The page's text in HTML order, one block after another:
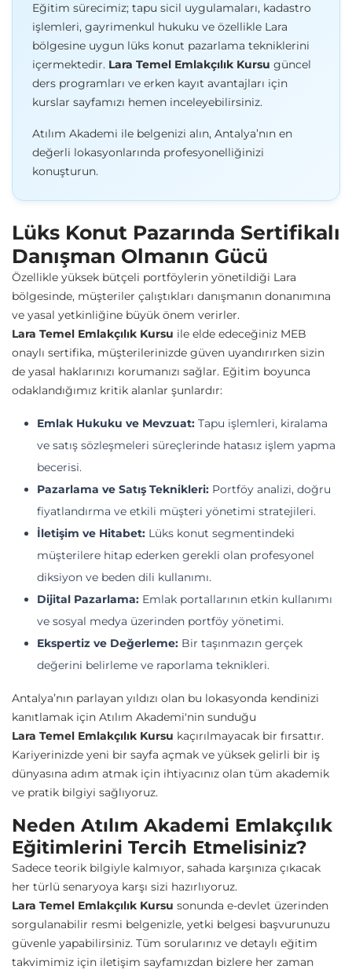
Eğitim sürecimiz; tapu sicil uygulamaları, kadastro
işlemleri, gayrimenkul hukuku ve özellikle Lara
bölgesine uygun lüks konut pazarlama tekniklerini
içermektedir. Lara Temel Emlakçılık Kursu güncel
ders programları ve erken kayıt avantajları için
kurslar sayfamızı hemen inceleyebilirsiniz.
Atılım Akademi ile belgenizi alın, Antalya’nın en
değerli lokasyonlarında profesyonelliğinizi
konuşturun.
Lüks Konut Pazarında Sertifikalı
Danışman Olmanın Gücü
Özellikle yüksek bütçeli portföylerin yönetildiği Lara
bölgesinde, müşteriler çalıştıkları danışmanın donanımına
ve yasal yetkinliğine büyük önem verirler.
Lara Temel Emlakçılık Kursu ile elde edeceğiniz MEB
onaylı sertifika, müşterilerinizde güven uyandırırken sizin
de yasal haklarınızı korumanızı sağlar. Eğitim boyunca
odaklandığımız kritik alanlar şunlardır:
Emlak Hukuku ve Mevzuat: Tapu işlemleri, kiralama
ve satış sözleşmeleri süreçlerinde hatasız işlem yapma
becerisi.
Pazarlama ve Satış Teknikleri: Portföy analizi, doğru
fiyatlandırma ve etkili müşteri yönetimi stratejileri.
İletişim ve Hitabet: Lüks konut segmentindeki
müşterilere hitap ederken gerekli olan profesyonel
diksiyon ve beden dili kullanımı.
Dijital Pazarlama: Emlak portallarının etkin kullanımı
ve sosyal medya üzerinden portföy yönetimi.
Ekspertiz ve Değerleme: Bir taşınmazın gerçek
değerini belirleme ve raporlama teknikleri.
Antalya’nın parlayan yıldızı olan bu lokasyonda kendinizi
kanıtlamak için Atılım Akademi'nin sunduğu
Lara Temel Emlakçılık Kursu kaçırılmayacak bir fırsattır.
Kariyerinizde yeni bir sayfa açmak ve yüksek gelirli bir iş
dünyasına adım atmak için ihtiyacınız olan tüm akademik
ve pratik bilgiyi sağlıyoruz.
Neden Atılım Akademi Emlakçılık
Eğitimlerini Tercih Etmelisiniz?
Sadece teorik bilgiyle kalmıyor, sahada karşınıza çıkacak
her türlü senaryoya karşı sizi hazırlıyoruz.
Lara Temel Emlakçılık Kursu sonunda e-devlet üzerinden
sorgulanabilir resmi belgenizle, yetki belgesi başvurunuzu
güvenle yapabilirsiniz. Tüm sorularınız ve detaylı eğitim
takvimimiz için iletişim sayfamızdan bizlere her zaman